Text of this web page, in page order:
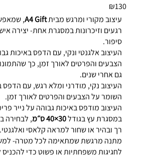
₪130
עיצוב מקורי ומרגש מביתA4 Gift
,
רגעים וזיכרונות במסגרת אחת- יצירה
סיפור.
העיצוב אלגנטי ונקי, עם הדפס באיכות
הצבעים והפרטים לאורך זמן, כך
גם אחרי שנים.
העיצוב נקי, מודרני ומלא רגש, עם הדפס
השומר על הצבעים והפרטים לאורך זמן.
העיצוב מודפס באיכות גבוהה על נייר
במסגרת עץ בגודל30×40 ס״מ
, לבחירה
רך ובהיר או שחור למראה קלאסי ואלגנטי.
מתנה מרגשת שמתאימה לכל מטרה-
לחגיגות משפחתיות או פשוט כדי להכניס